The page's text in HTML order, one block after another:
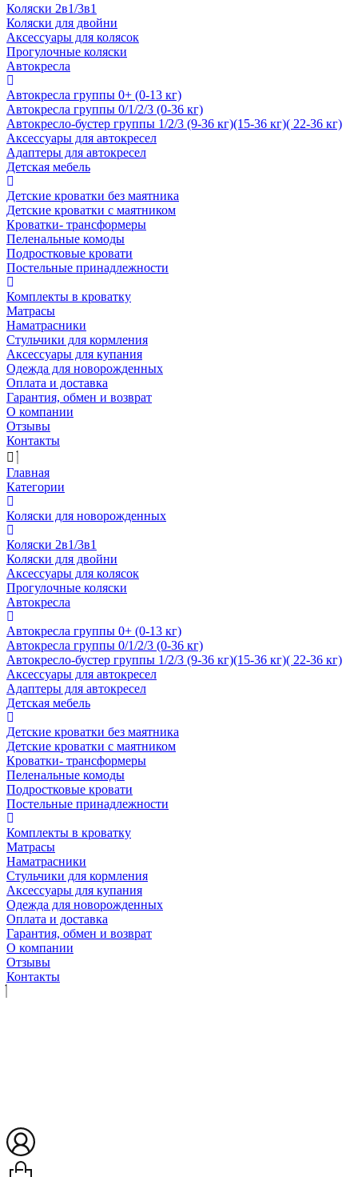
Коляски 2в1/3в1
Коляски для двойни
Аксессуары для колясок
Прогулочные коляски
Автокресла
Автокресла группы 0+ (0-13 кг)
Автокресла группы 0/1/2/3 (0-36 кг)
Автокресло-бустер группы 1/2/3 (9-36 кг)(15-36 кг)( 22-36 кг)
Аксессуары для автокресел
Адаптеры для автокресел
Детская мебель
Детские кроватки без маятника
Детские кроватки с маятником
Кроватки- трансформеры
Пеленальные комоды
Подростковые кровати
Постельные принадлежности
Комплекты в кроватку
Матрасы
Наматрасники
Стульчики для кормления
Аксессуары для купания
Одежда для новорожденных
Оплата и доставка
Гарантия, обмен и возврат
О компании
Отзывы
Контакты
Главная
Категории
Коляски для новорожденных
Коляски 2в1/3в1
Коляски для двойни
Аксессуары для колясок
Прогулочные коляски
Автокресла
Автокресла группы 0+ (0-13 кг)
Автокресла группы 0/1/2/3 (0-36 кг)
Автокресло-бустер группы 1/2/3 (9-36 кг)(15-36 кг)( 22-36 кг)
Аксессуары для автокресел
Адаптеры для автокресел
Детская мебель
Детские кроватки без маятника
Детские кроватки с маятником
Кроватки- трансформеры
Пеленальные комоды
Подростковые кровати
Постельные принадлежности
Комплекты в кроватку
Матрасы
Наматрасники
Стульчики для кормления
Аксессуары для купания
Одежда для новорожденных
Оплата и доставка
Гарантия, обмен и возврат
О компании
Отзывы
Контакты